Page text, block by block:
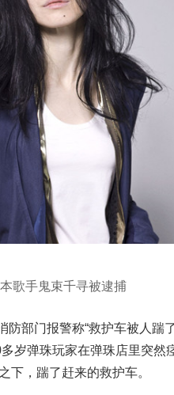
歌手鬼束千寻被逮捕
部门报警称“救护车被人踹
岁弹珠玩家在弹珠店里突然
下，踹了赶来的救护车。